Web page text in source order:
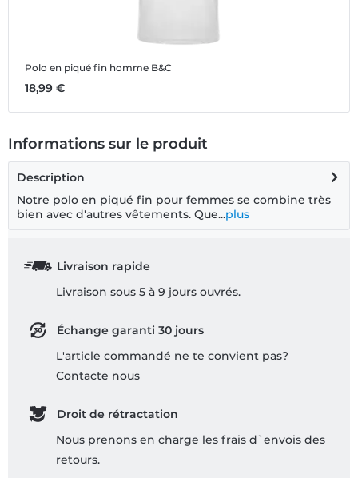
Polo en piqué fin homme B&C
18,99 €
Informations sur le produit
Description
Notre polo en piqué fin pour femmes se combine très
bien avec d'autres vêtements. Que...plus
Livraison rapide
Livraison sous 5 à 9 jours ouvrés.
Échange garanti 30 jours
L'article commandé ne te convient pas?
Contacte nous
Droit de rétractation
Nous prenons en charge les frais d`envois des
retours.